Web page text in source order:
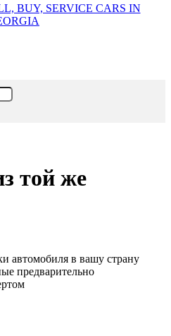
той же
автомобиля в вашу страну
предварительно